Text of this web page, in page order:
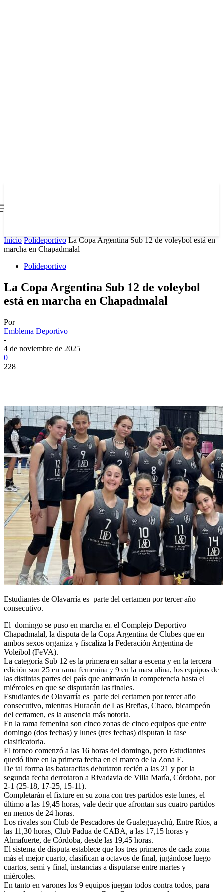
Inicio Polideportivo La Copa Argentina Sub 12 de voleybol está en
marcha en Chapadmalal
Polideportivo
La Copa Argentina Sub 12 de voleybol
está en marcha en Chapadmalal
Por
Emblema Deportivo
-
4 de noviembre de 2025
0
228
Estudiantes de Olavarría es parte del certamen por tercer año
consecutivo.
El domingo se puso en marcha en el Complejo Deportivo
Chapadmalal, la disputa de la Copa Argentina de Clubes que en
ambos sexos organiza y fiscaliza la Federación Argentina de
Voleibol (FeVA).
La categoría Sub 12 es la primera en saltar a escena y en la tercera
edición son 25 en rama femenina y 9 en la masculina, los equipos de
las distintas partes del país que animarán la competencia hasta el
miércoles en que se disputarán las finales.
Estudiantes de Olavarría es parte del certamen por tercer año
consecutivo, mientras Huracán de Las Breñas, Chaco, bicampeón
del certamen, es la ausencia más notoria.
En la rama femenina son cinco zonas de cinco equipos que entre
domingo (dos fechas) y lunes (tres fechas) disputan la fase
clasificatoria.
El torneo comenzó a las 16 horas del domingo, pero Estudiantes
quedó libre en la primera fecha en el marco de la Zona E.
De tal forma las bataracitas debutaron recién a las 21 y por la
segunda fecha derrotaron a Rivadavia de Villa María, Córdoba, por
2-1 (25-18, 17-25, 15-11).
Completarán el fixture en su zona con tres partidos este lunes, el
último a las 19,45 horas, vale decir que afrontan sus cuatro partidos
en menos de 24 horas.
Los rivales son Club de Pescadores de Gualeguaychú, Entre Ríos, a
las 11,30 horas, Club Padua de CABA, a las 17,15 horas y
Almafuerte, de Córdoba, desde las 19,45 horas.
El sistema de disputa establece que los tres primeros de cada zona
más el mejor cuarto, clasifican a octavos de final, jugándose luego
cuartos, semi y final, instancias a disputarse entre martes y
miércoles.
En tanto en varones los 9 equipos juegan todos contra todos, para